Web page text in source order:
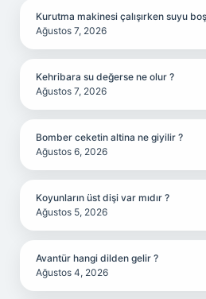
Kurutma makinesi çalışırken suyu
Ağustos 7, 2026
Kehribara su değerse ne olur ?
Ağustos 7, 2026
Bomber ceketin altina ne giyilir ?
Ağustos 6, 2026
Koyunların üst dişi var mıdır ?
Ağustos 5, 2026
Avantür hangi dilden gelir ?
Ağustos 4, 2026